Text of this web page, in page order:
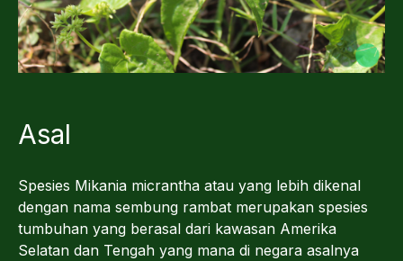
Asal
Spesies Mikania micrantha atau yang lebih dikenal
dengan nama sembung rambat merupakan spesies
tumbuhan yang berasal dari kawasan Amerika
Selatan dan Tengah yang mana di negara asalnya